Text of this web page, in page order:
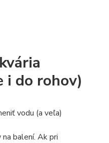
i do rohov)
vodu (a veľa)
balení. Ak pri